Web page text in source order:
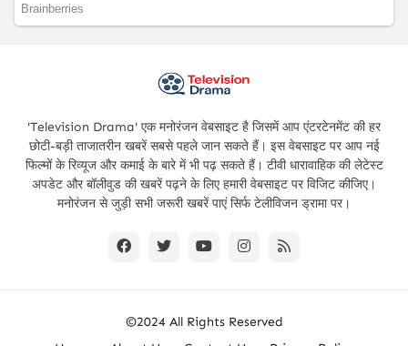
'Television Drama' एक मनोरंजन वेबसाइट है जिसमें आप एंटरटेनमेंट की हर
छोटी-बड़ी ताजातरीन खबरें सबसे पहले जान सकते हैं। इस वेबसाइट पर आप नई
फिल्मों के रिव्यूज और कमाई के बारे में भी पढ़ सकते हैं। टीवी धारावाहिक की लेटेस्ट
अपडेट और बॉलीवुड की खबरें पढ़ने के लिए हमारी वेबसाइट पर विजिट कीजिए।
मनोरंजन से जुड़ी सभी जरूरी खबरें पाएं सिर्फ टेलीविजन ड्रामा पर।
©2024 All Rights Reserved